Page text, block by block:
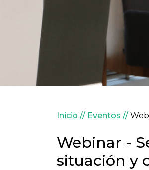
Inicio Eventos
Webinar -
situación y